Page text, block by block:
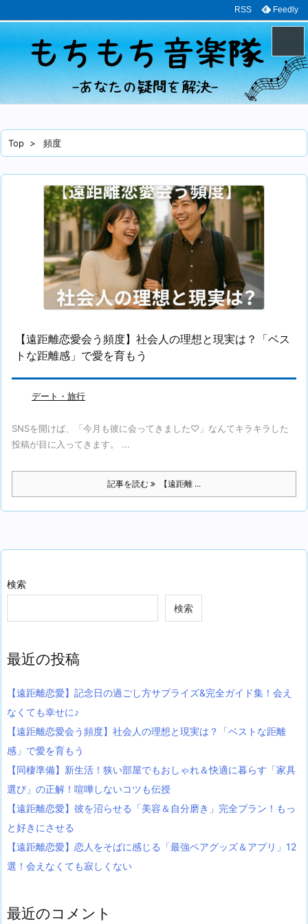
メニュ
RSS Feedly
Top > 頻度
【遠距離恋愛会う頻度】社会人の理想と現実は？「ベス
トな距離感」で愛を育もう
デート・旅行
SNSを開けば、「今月も彼に会ってきました♡」なんてキラキラした
投稿が目に入ってきます。 ...
記事を読む 【遠距離 ...
検索
検索
最近の投稿
【遠距離恋愛】記念日の過ごし方サプライズ&完全ガイド集！会え
なくても幸せに♪
【遠距離恋愛会う頻度】社会人の理想と現実は？「ベストな距離
感」で愛を育もう
【同棲準備】新生活！狭い部屋でもおしゃれ＆快適に暮らす「家具
選び」の正解！喧嘩しないコツも伝授
【遠距離恋愛】彼を沼らせる「美容＆自分磨き」完全プラン！もっ
と好きにさせる
【遠距離恋愛】恋人をそばに感じる「最強ペアグッズ＆アプリ」12
選！会えなくても寂しくない
最近のコメント